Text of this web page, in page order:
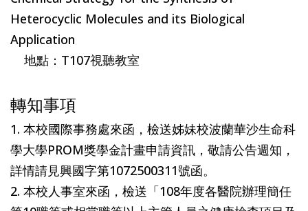
Heterocyclic Molecules and its Biological
Application
地點：T107視聽教室
轉知事項
1. 本校國際事務處來函，檢送姊妹校波蘭華沙生命科
學大學PROM獎學金計畫申請資訊，敬請公告週知，
詳情請見興國字第1072500311號函。
2. 本校人事室來函，檢送「108年度各醫院辦理簡任